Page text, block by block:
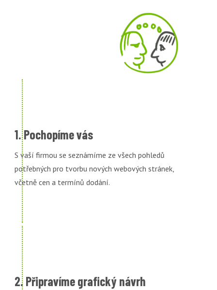
1. Pochopíme vás
S vaší firmou se seznámíme ze všech pohledů
potřebných pro tvorbu nových webových stránek,
včetně cen a termínů dodání.
2. Připravíme grafický návrh